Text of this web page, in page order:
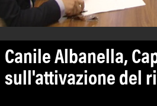
Canile Albanella,
sull'attivazione del